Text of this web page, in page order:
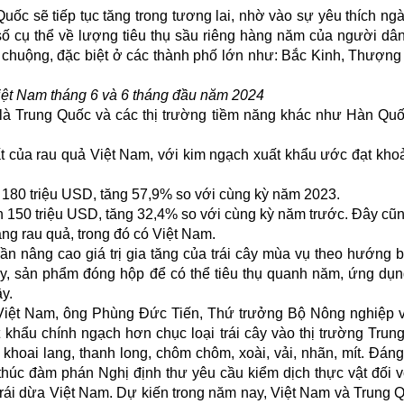
sẽ tiếp tục tăng trong tương lai, nhờ vào sự yêu thích
cụ thể về lượng tiêu thụ sầu riêng hàng năm của người
đặc biệt ở các thành phố lớn như: Bắc Kinh,
Nam tháng 6 và 6 tháng đầu năm 2024
Trung Quốc và các thị trường tiềm năng khác như Hàn
rau quả Việt Nam, với kim ngạch xuất khẩu ước đạt
triệu USD, tăng 57,9% so với cùng kỳ năm 2023.
triệu USD, tăng 32,4% so với cùng kỳ năm trước. Đây
rau quả, trong đó có Việt Nam.
nâng cao giá trị gia tăng của trái cây mùa vụ theo hướng
sản phẩm đóng hộp để có thể tiêu thụ quanh năm, ứng
Nam, ông Phùng Đức Tiến, Thứ trưởng Bộ Nông nghiệp
chính ngạch hơn chục loại trái cây vào thị trường
lang, thanh long, chôm chôm, xoài, vải, nhãn, mít.
đàm phán Nghị định thư yêu cầu kiểm dịch thực vật đối
dừa Việt Nam. Dự kiến trong năm nay, Việt Nam và Trung